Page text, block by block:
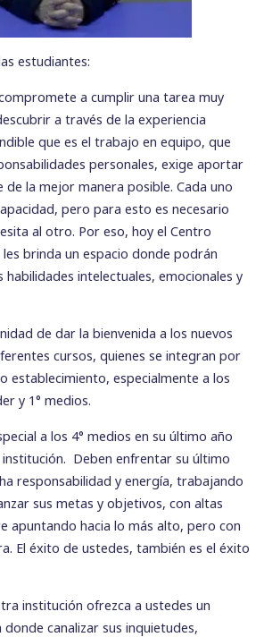
estudiantes:
a cumplir una tarea muy
a través de la experiencia
que es el trabajo en equipo, que
personales, exige aportar
de la mejor manera posible. Cada uno
pero para esto es necesario
al otro. Por eso, hoy el Centro
les brinda un espacio donde podrán
intelectuales, emocionales y
de dar la bienvenida a los nuevos
cursos, quienes se integran por
establecimiento, especialmente a los
y 1° medios.
a los 4° medios en su último año
Deben enfrentar su último
responsabilidad y energía, trabajando
sus metas y objetivos, con altas
apuntando hacia lo más alto, pero con
El éxito de ustedes, también es el éxito
institución ofrezca a ustedes un
canalizar sus inquietudes,